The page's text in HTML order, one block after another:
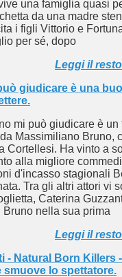
una famiglia quasi
da una madre
i figli Vittorio e
per sé, dopo
Leggi il
giudicare è una
mi può giudicare è un
Massimiliano Bruno,
Cortellesi. Ha vinto a
alla migliore
d'incasso stagionali
Tra gli altri attori vi
Caterina
Bruno nella sua prima
Leggi il
- Natural Born Killers
smuove lo spettatore.
di film noir
alto il proprio